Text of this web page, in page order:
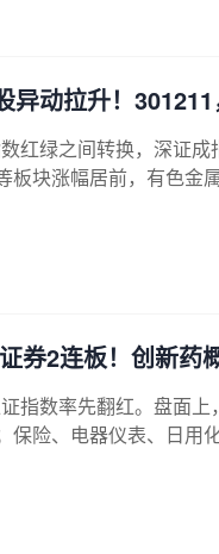
动拉升！301211
红绿之间转换，深证成
板块涨幅居前，有色金
券2连板！创新药
指数率先翻红。盘面
险、电器仪表、日用